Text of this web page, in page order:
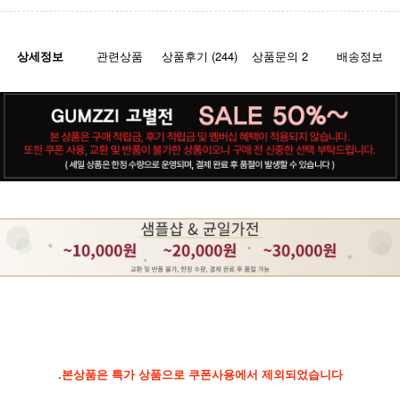
상세정보 관련상품 상품후기 (244) 상품문의 2 배송정보
.본상품은 특가 상품으로 쿠폰사용에서 제외되었습니다